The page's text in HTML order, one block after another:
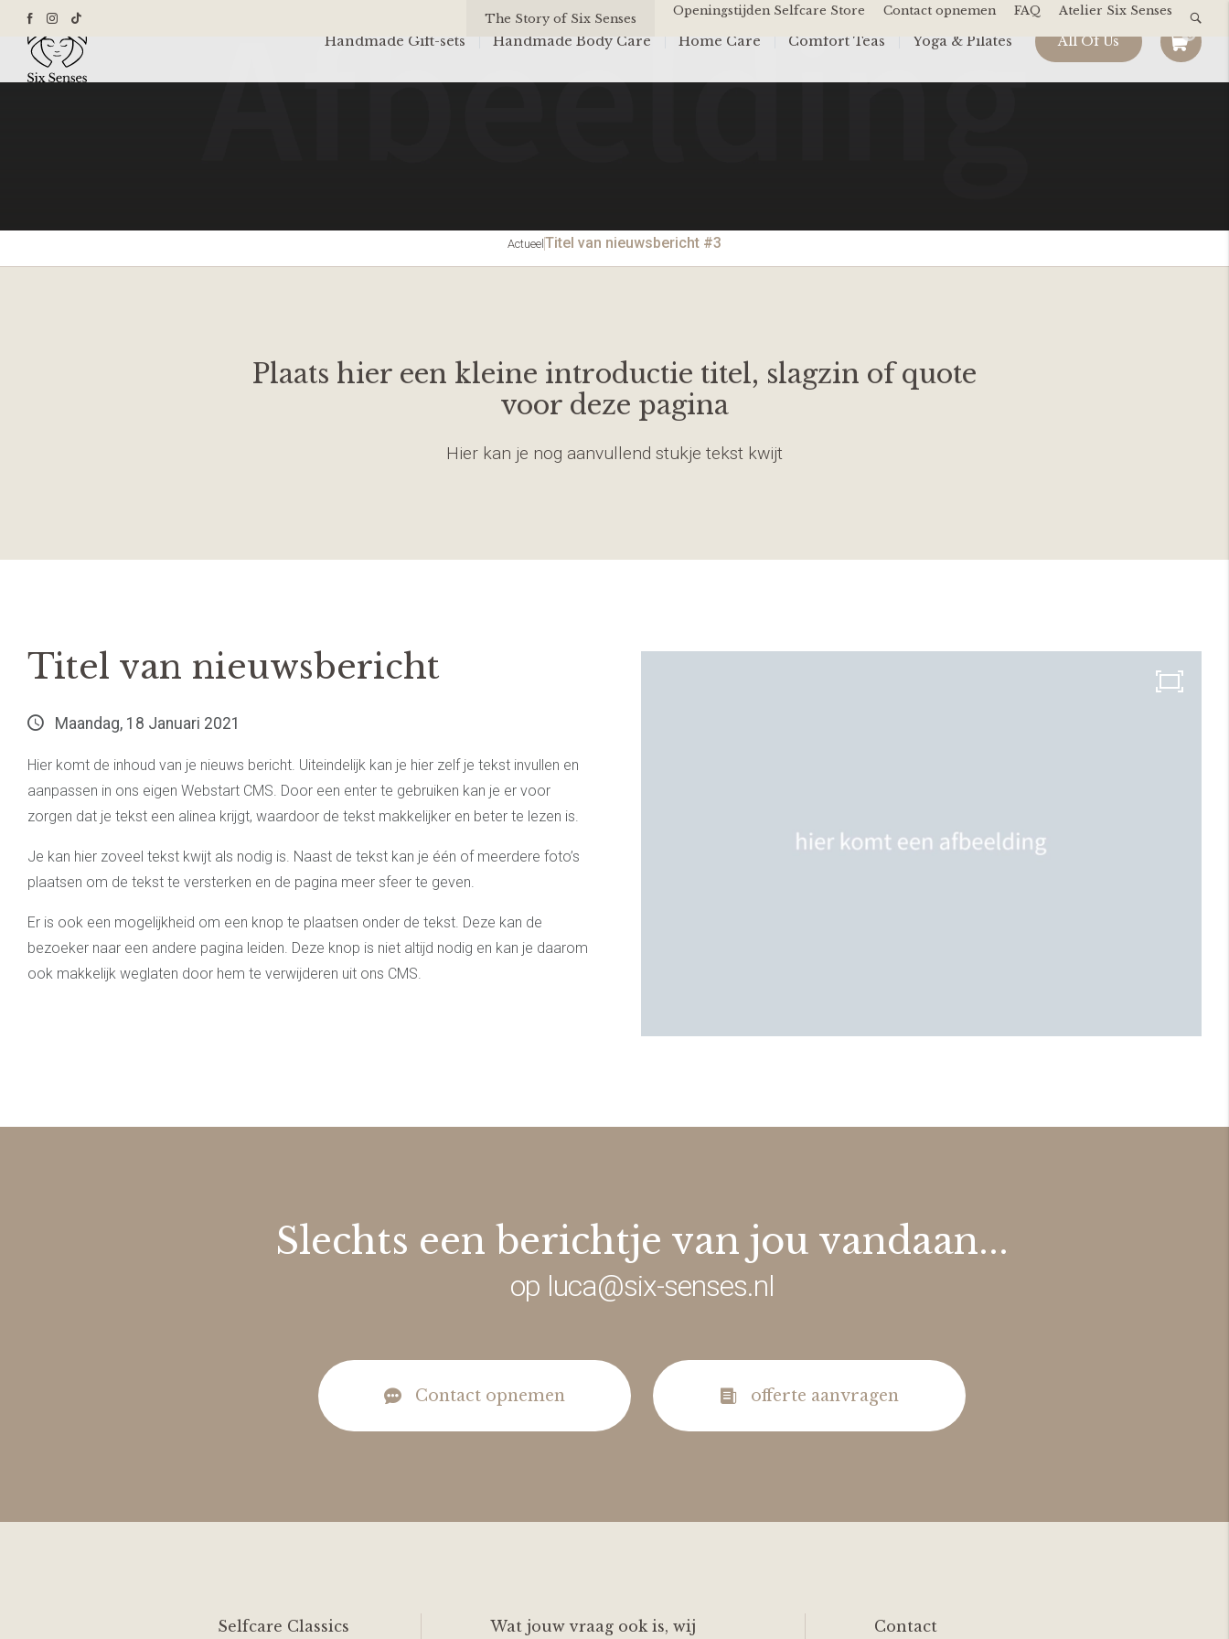
The Story of Six Senses
Openingstijden Selfcare Store Contact opnemen FAQ Atelier Six Senses
Handmade Gift-sets Handmade Body Care Home Care Comfort Teas Yoga & Pilates All Of Us 0
ActueelTitel van nieuwsbericht #3
Plaats hier een kleine introductie titel, slagzin of quote
voor deze pagina
Hier kan je nog aanvullend stukje tekst kwijt
Titel van nieuwsbericht
Maandag, 18 Januari 2021
Hier komt de inhoud van je nieuws bericht. Uiteindelijk kan je hier zelf je tekst invullen en
aanpassen in ons eigen Webstart CMS. Door een enter te gebruiken kan je er voor
zorgen dat je tekst een alinea krijgt, waardoor de tekst makkelijker en beter te lezen is.
Je kan hier zoveel tekst kwijt als nodig is. Naast de tekst kan je één of meerdere foto’s
plaatsen om de tekst te versterken en de pagina meer sfeer te geven.
Er is ook een mogelijkheid om een knop te plaatsen onder de tekst. Deze kan de
bezoeker naar een andere pagina leiden. Deze knop is niet altijd nodig en kan je daarom
ook makkelijk weglaten door hem te verwijderen uit ons CMS.
Slechts een berichtje van jou vandaan...
op luca@six-senses.nl
Contact opnemen offerte aanvragen
Selfcare Classics Wat jouw vraag ook is, wij Contact